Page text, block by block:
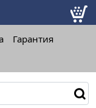
Гарантия